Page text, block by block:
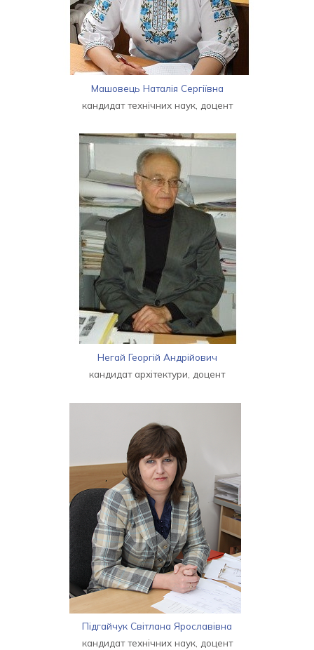
Машовець Наталія Сергіївна
кандидат технічних наук, доцент
Негай Георгій Андрійович
кандидат архітектури, доцент
Підгайчук Світлана Ярославівна
кандидат технічних наук, доцент